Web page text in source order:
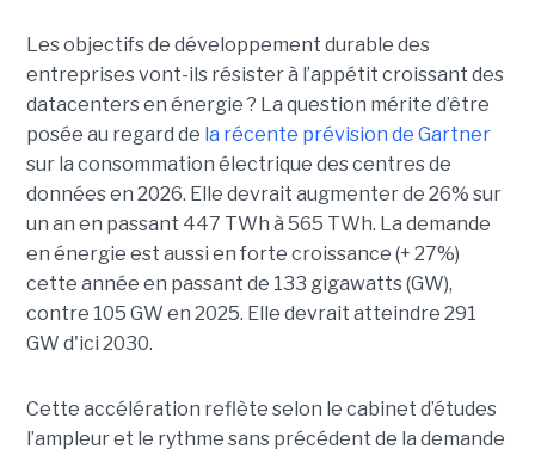
Les objectifs de développement durable des
entreprises vont-ils résister à l’appétit croissant des
datacenters en énergie ? La question mérite d’être
posée au regard de la récente prévision de Gartner
sur la consommation électrique des centres de
données en 2026. Elle devrait augmenter de 26% sur
un an en passant 447 TWh à 565 TWh. La demande
en énergie est aussi en forte croissance (+ 27%)
cette année en passant de 133 gigawatts (GW),
contre 105 GW en 2025. Elle devrait atteindre 291
GW d'ici 2030.
Cette accélération reflète selon le cabinet d’études
l’ampleur et le rythme sans précédent de la demande